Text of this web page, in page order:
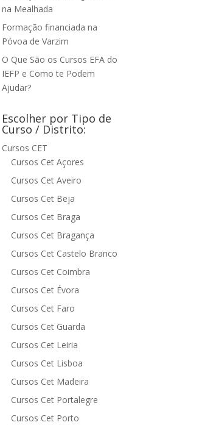
na Mealhada
Formação financiada na
Póvoa de Varzim
O Que São os Cursos EFA do
IEFP e Como te Podem
Ajudar?
Escolher por Tipo de
Curso / Distrito:
Cursos CET
Cursos Cet Açores
Cursos Cet Aveiro
Cursos Cet Beja
Cursos Cet Braga
Cursos Cet Bragança
Cursos Cet Castelo Branco
Cursos Cet Coimbra
Cursos Cet Évora
Cursos Cet Faro
Cursos Cet Guarda
Cursos Cet Leiria
Cursos Cet Lisboa
Cursos Cet Madeira
Cursos Cet Portalegre
Cursos Cet Porto